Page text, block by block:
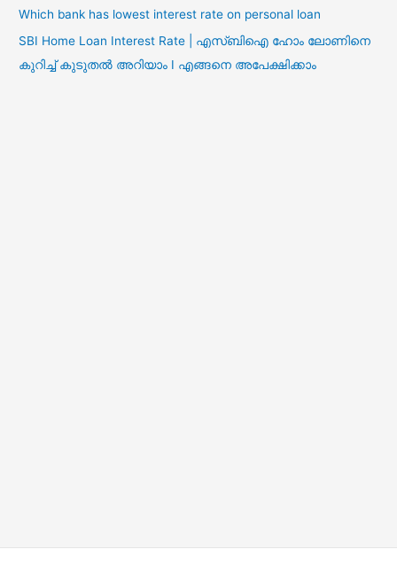
Which bank has lowest interest rate on personal loan
SBI Home Loan Interest Rate | എസ്ബിഐ ഹോം ലോണിനെ
കുറിച്ച് കുടുതൽ അറിയാം I എങ്ങനെ അപേക്ഷിക്കാം